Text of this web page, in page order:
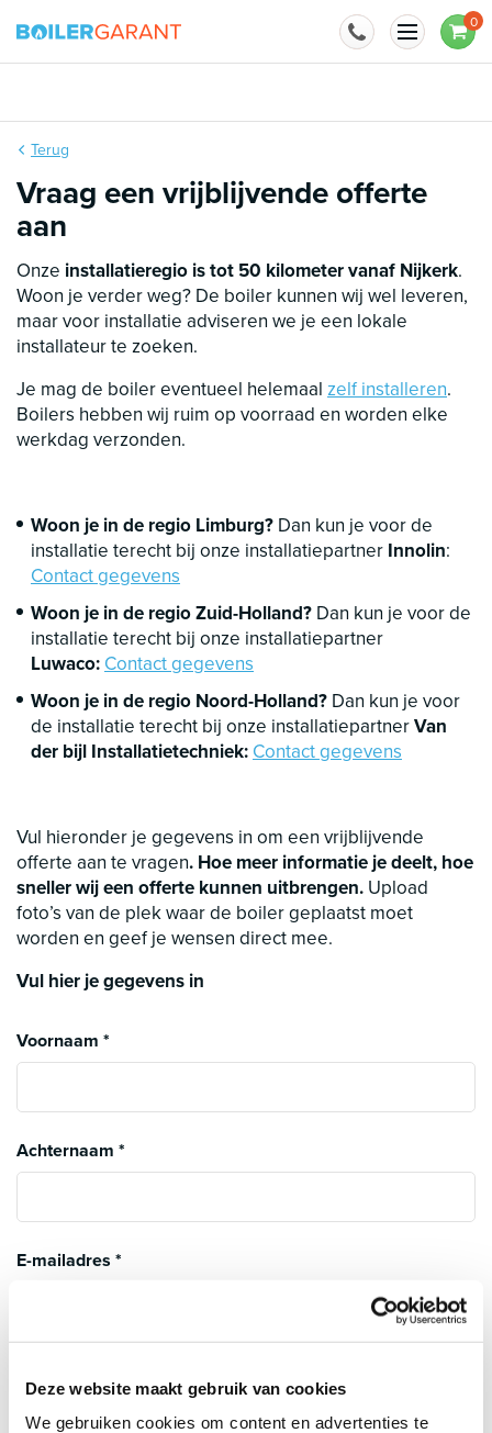
Deze website maakt gebruik van cookies
We gebruiken cookies om content en advertenties te
0
BoilerGarant is officieel importeur van
Terug
Vraag een vrijblijvende offerte
aan
Onze installatieregio is tot 50 kilometer vanaf Nijkerk.
Woon je verder weg? De boiler kunnen wij wel leveren,
maar voor installatie adviseren we je een lokale
installateur te zoeken.
Je mag de boiler eventueel helemaal zelf installeren.
Boilers hebben wij ruim op voorraad en worden elke
werkdag verzonden.
Woon je in de regio Limburg? Dan kun je voor de
installatie terecht bij onze installatiepartner Innolin:
Contact gegevens
Woon je in de regio Zuid-Holland? Dan kun je voor de
installatie terecht bij onze installatiepartner
Luwaco:Contact gegevens
Woon je in de regio Noord-Holland? Dan kun je voor
de installatie terecht bij onze installatiepartnerVan
der bijl Installatietechniek:Contact gegevens
Vul hieronder je gegevens in om een vrijblijvende
offerte aan te vragen. Hoe meer informatie je deelt, hoe
sneller wij een offerte kunnen uitbrengen. Upload
foto’s van de plek waar de boiler geplaatst moet
worden en geef je wensen direct mee.
Vul hier je gegevens in
Voornaam *
Achternaam *
E-mailadres *